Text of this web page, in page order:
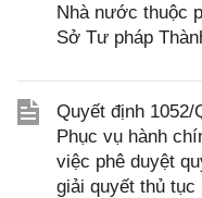
Nhà nước thuộc
Sở Tư pháp
Quyết định 1052/
Phục vụ hành
việc phê duyệt
giải quyết thủ